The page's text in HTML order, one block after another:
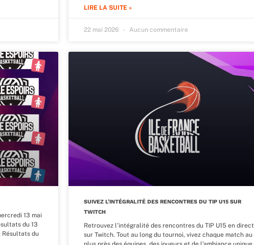
LIRE LA SUITE »
22 mai 2026 Aucun commentaire
13 mai
du 13
Résultats du
SUIVEZ L’INTÉGRALITÉ DES RENCONTRES DU TIP U15 SUR
TWITCH
Retrouvez l’intégralité des rencontres du TIP U15 en direct
sur Twitch. Tout au long du tournoi, vivez chaque match au